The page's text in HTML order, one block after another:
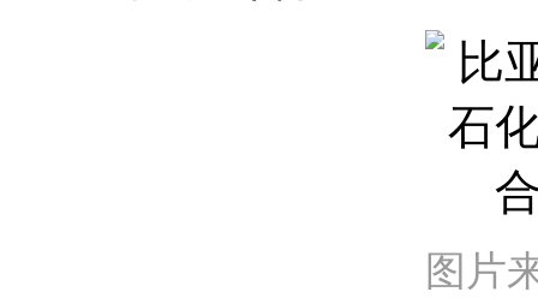
图片